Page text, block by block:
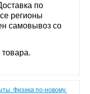
по
регионы
самовывоз со
Физика по-новому.